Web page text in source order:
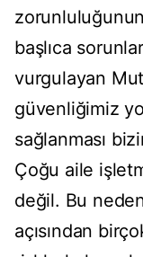
zorunluluğunun
başlıca
vurgulayan
güvenliğimiz
sağlanması
Çoğu aile
değil. Bu
açısından